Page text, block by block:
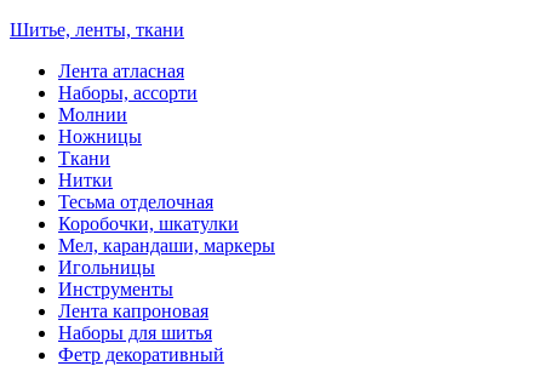
Шитье, ленты, ткани
Лента атласная
Наборы, ассорти
Молнии
Ножницы
Ткани
Нитки
Тесьма отделочная
Коробочки, шкатулки
Мел, карандаши, маркеры
Игольницы
Инструменты
Лента капроновая
Наборы для шитья
Фетр декоративный